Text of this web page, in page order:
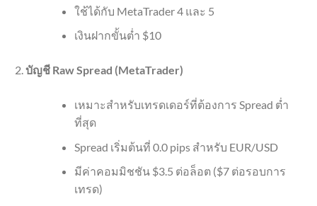
ใช้ได้กับ MetaTrader 4 และ 5
เงินฝากขั้นต่ำ $10
บัญชี Raw Spread (MetaTrader)
เหมาะสำหรับเทรดเดอร์ที่ต้องการ Spread ต่ำ
ที่สุด
Spread เริ่มต้นที่ 0.0 pips สำหรับ EUR/USD
มีค่าคอมมิชชัน $3.5 ต่อล็อต ($7 ต่อรอบการ
เทรด)